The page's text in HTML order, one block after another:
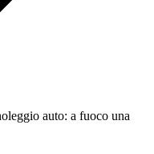
auto: a fuoco una